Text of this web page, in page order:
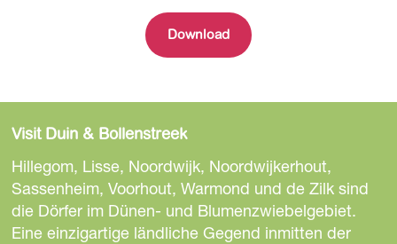
Download
Visit Duin & Bollenstreek
Hillegom, Lisse, Noordwijk, Noordwijkerhout,
Sassenheim, Voorhout, Warmond und de Zilk sind
die Dörfer im Dünen- und Blumenzwiebelgebiet.
Eine einzigartige ländliche Gegend inmitten der